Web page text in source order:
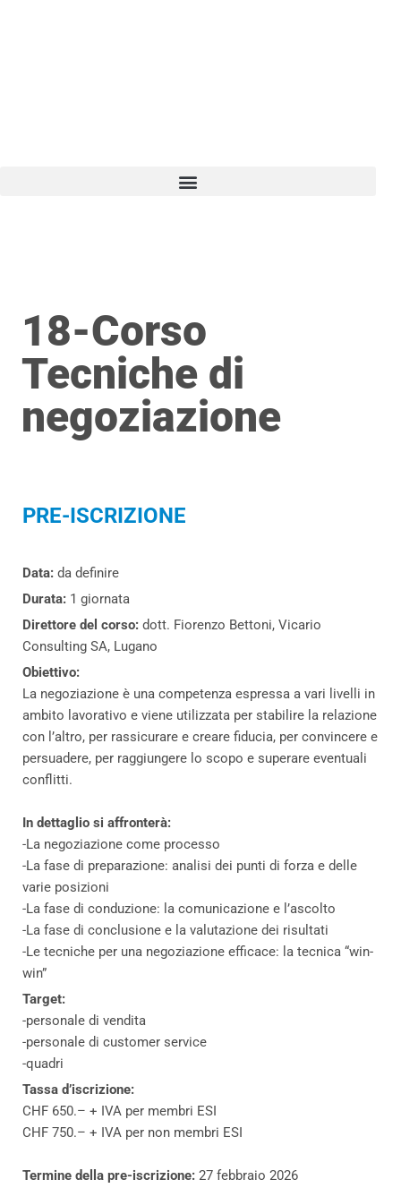
18-Corso
Tecniche di
negoziazione
PRE-ISCRIZIONE
Data: da definire
Durata: 1 giornata
Direttore del corso: dott. Fiorenzo Bettoni, Vicario
Consulting SA, Lugano
Obiettivo:
La negoziazione è una competenza espressa a vari livelli in
ambito lavorativo e viene utilizzata per stabilire la relazione
con l’altro, per rassicurare e creare fiducia, per convincere e
persuadere, per raggiungere lo scopo e superare eventuali
conflitti.
In dettaglio si affronterà:
-La negoziazione come processo
-La fase di preparazione: analisi dei punti di forza e delle
varie posizioni
-La fase di conduzione: la comunicazione e l’ascolto
-La fase di conclusione e la valutazione dei risultati
-Le tecniche per una negoziazione efficace: la tecnica “win-
win”
Target:
-personale di vendita
-personale di customer service
-quadri
Tassa d’iscrizione:
CHF 650.– + IVA per membri ESI
CHF 750.– + IVA per non membri ESI
Termine della pre-iscrizione: 27 febbraio 2026